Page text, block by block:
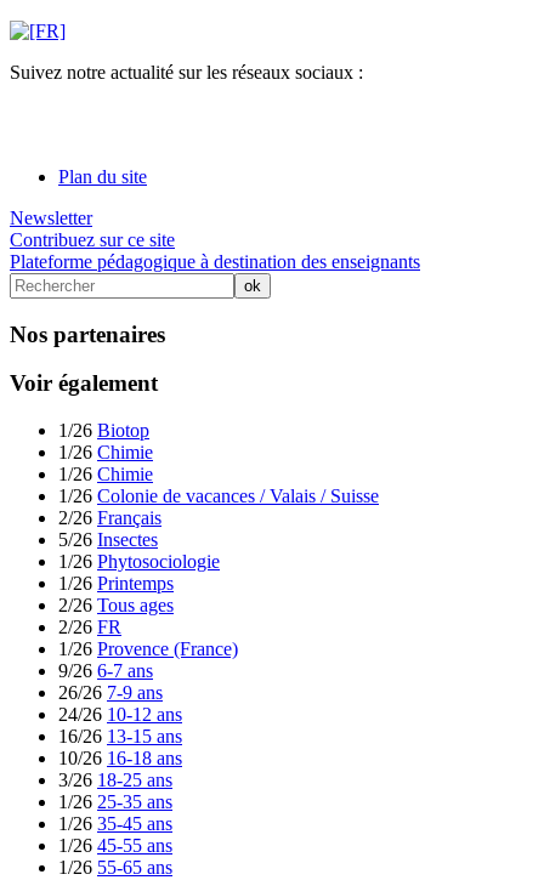
Suivez notre actualité sur les réseaux sociaux :
Plan du site
Newsletter
Contribuez sur ce site
Plateforme pédagogique à destination des enseignants
Nos partenaires
Voir également
1/26 Biotop
1/26 Chimie
1/26 Chimie
1/26 Colonie de vacances / Valais / Suisse
2/26 Français
5/26 Insectes
1/26 Phytosociologie
1/26 Printemps
2/26 Tous ages
2/26 FR
1/26 Provence (France)
9/26 6-7 ans
26/26 7-9 ans
24/26 10-12 ans
16/26 13-15 ans
10/26 16-18 ans
3/26 18-25 ans
1/26 25-35 ans
1/26 35-45 ans
1/26 45-55 ans
1/26 55-65 ans